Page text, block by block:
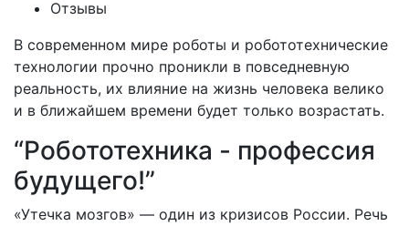
Отзывы
В современном мире роботы и робототехнические
технологии прочно проникли в повседневную
реальность, их влияние на жизнь человека велико
и в ближайшем времени будет только возрастать.
“Робототехника - профессия
будущего!”
«Утечка мозгов» — один из кризисов России. Речь